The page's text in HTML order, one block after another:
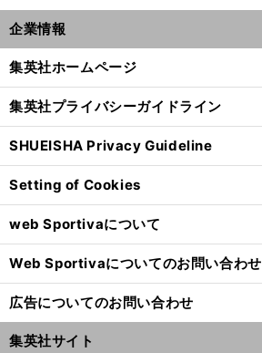
企業情報
集英社ホームページ
集英社プライバシーガイドライン
SHUEISHA Privacy Guideline
Setting of Cookies
web Sportivaについて
Web Sportivaについてのお問い合わせ
広告についてのお問い合わせ
集英社サイト